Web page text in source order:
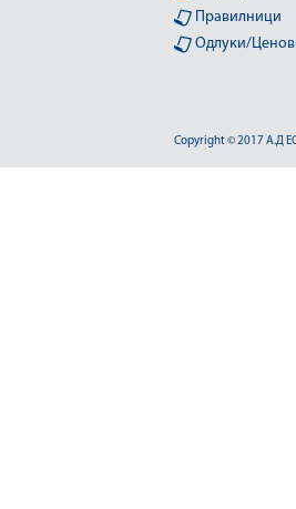
Правилници
Одлуки/
Copyright © 2017 А.Д